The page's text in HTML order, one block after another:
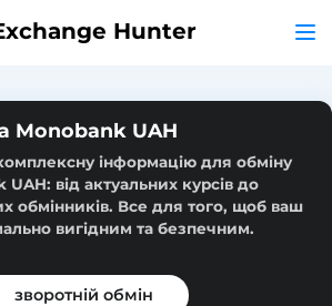
Hunter
Monobank UAH
інформацію для обміну
UAH: від актуальних курсів до
обмінників. Все для того, щоб ваш
вигідним та безпечним.
зворотній обмін